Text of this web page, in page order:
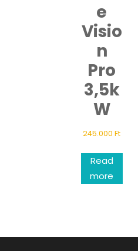
e
Visio
n
Pro
3,5k
W
245.000Ft
Read
more